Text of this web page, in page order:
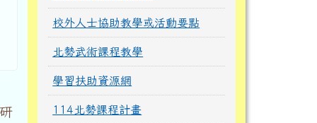
校外人士協助教學或活動要點
北勢武術課程教學
學習扶助資源網
114北勢課程計畫